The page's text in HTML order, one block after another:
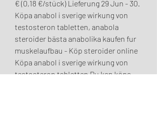
€ (0,18 €/stück) Lieferung 29 Jun - 30.
Köpa anabol i sverige wirkung von
testosteron tabletten, anabola
steroider bästa anabolika kaufen fur
muskelaufbau - Köp steroider online
Köpa anabol i sverige wirkung von
testosteron tabletten Du kan köpa